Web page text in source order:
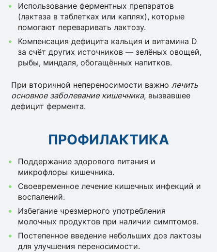
Использование ферментных препаратов
(лактаза в таблетках или каплях), которые
помогают переваривать лактозу.
Компенсация дефицита кальция и витамина D
за счёт других источников — зелёных овощей,
рыбы, миндаля, обогащённых напитков.
При вторичной непереносимости важнолечить
основное заболевание кишечника, вызвавшее
дефицит фермента.
ПРОФИЛАКТИКА
Поддержание здорового питания и
микрофлоры кишечника.
Своевременное лечение кишечных инфекций и
воспалений.
Избегание чрезмерного употребления
молочных продуктов при наличии симптомов.
Постепенное введение небольших доз лактозы
для улучшения переносимости.